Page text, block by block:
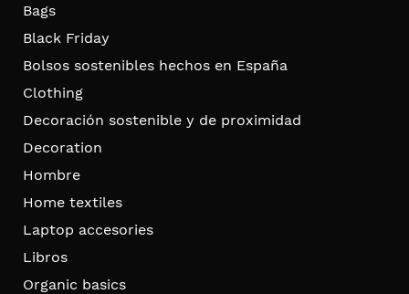
Bags
Black Friday
Bolsos sostenibles hechos en España
Clothing
Decoración sostenible y de proximidad
Decoration
Hombre
Home textiles
Laptop accesories
Libros
Organic basics